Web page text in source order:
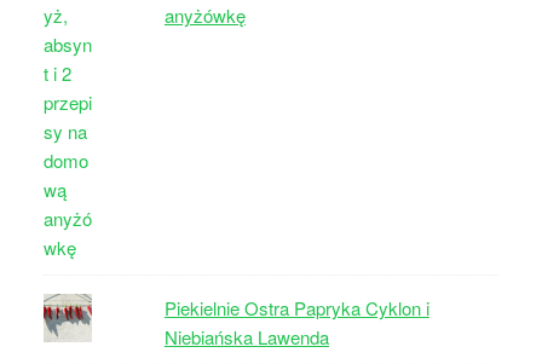
anyżówkę
Piekielnie Ostra Papryka Cyklon i
Niebiańska Lawenda